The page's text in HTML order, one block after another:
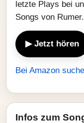
letzte Plays bei
Songs von Rumer.
▶ Jetzt hören
Bei Amazon
Infos zum